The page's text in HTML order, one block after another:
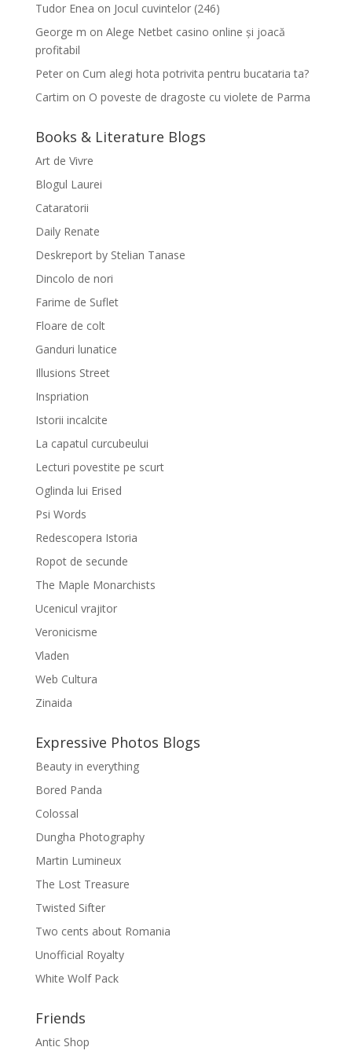
Tudor Enea on Jocul cuvintelor (246)
George m on Alege Netbet casino online și joacă
profitabil
Peteron Cum alegi hota potrivita pentru bucataria ta?
Cartim on O poveste de dragoste cu violete de Parma
Books & Literature Blogs
Art de Vivre
Blogul Laurei
Cataratorii
Daily Renate
Deskreport by Stelian Tanase
Dincolo de nori
Farime de Suflet
Floare de colt
Ganduri lunatice
Illusions Street
Inspriation
Istorii incalcite
La capatul curcubeului
Lecturi povestite pe scurt
Oglinda lui Erised
Psi Words
Redescopera Istoria
Ropot de secunde
The Maple Monarchists
Ucenicul vrajitor
Veronicisme
Vladen
Web Cultura
Zinaida
Expressive Photos Blogs
Beauty in everything
Bored Panda
Colossal
Dungha Photography
Martin Lumineux
The Lost Treasure
Twisted Sifter
Two cents about Romania
Unofficial Royalty
White Wolf Pack
Friends
Antic Shop